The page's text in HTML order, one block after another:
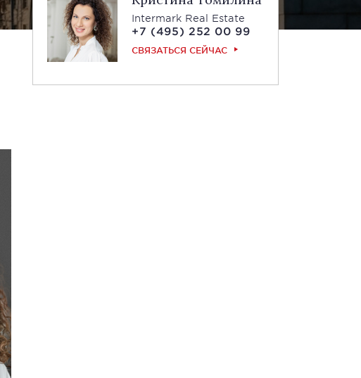
Intermark Real Estate
+7 (495) 252 00 99
СВЯЗАТЬСЯ СЕЙЧАС